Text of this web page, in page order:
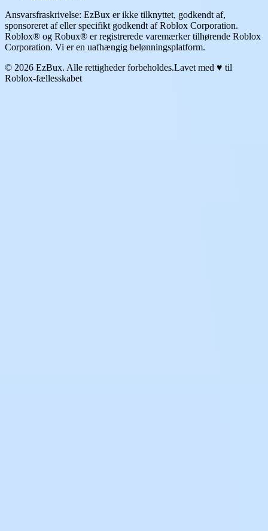
Ansvarsfraskrivelse: EzBux er ikke tilknyttet, godkendt af,
sponsoreret af eller specifikt godkendt af Roblox Corporation.
Roblox® og Robux® er registrerede varemærker tilhørende Roblox
Corporation. Vi er en uafhængig belønningsplatform.
© 2026 EzBux. Alle rettigheder forbeholdes.Lavet med ♥ til
Roblox-fællesskabet